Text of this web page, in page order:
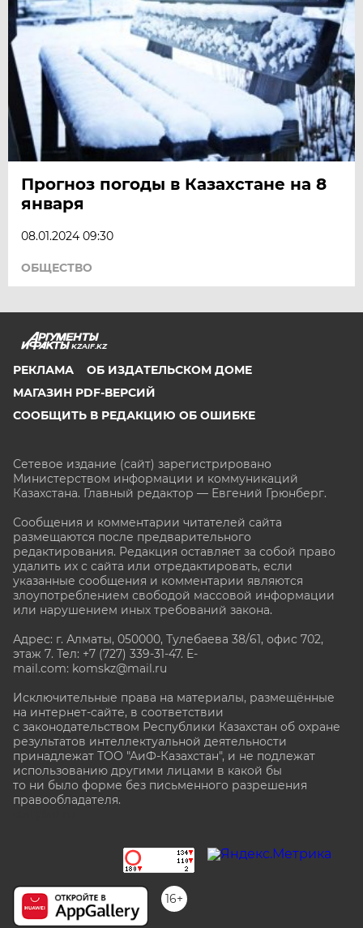
Прогноз погоды в Казахстане на 8
января
08.01.2024 09:30
ОБЩЕСТВО
KZAIF.KZ
РЕКЛАМА
ОБ ИЗДАТЕЛЬСКОМ ДОМЕ
МАГАЗИН PDF-ВЕРСИЙ
СООБЩИТЬ В РЕДАКЦИЮ ОБ ОШИБКЕ
Сетевое издание (сайт) зарегистрировано
Министерством информации и коммуникаций
Казахстана. Главный редактор — Евгений Грюнберг.
Сообщения и комментарии читателей сайта
размещаются после предварительного
редактирования. Редакция оставляет за собой право
удалить их с сайта или отредактировать, если
указанные сообщения и комментарии являются
злоупотреблением свободой массовой информации
или нарушением иных требований закона.
Адрес: г. Алматы, 050000, Тулебаева 38/61, офис 702,
этаж 7. Тел: +7 (727) 339-31-47. E-
mail.com: komskz@mail.ru
Исключительные права на материалы, размещённые
на интернет-сайте, в соответствии
с законодательством Республики Казахстан об охране
результатов интеллектуальной деятельности
принадлежат ТОО "АиФ-Казахстан", и не подлежат
использованию другими лицами в какой бы
то ни было форме без письменного разрешения
правообладателя.
16+